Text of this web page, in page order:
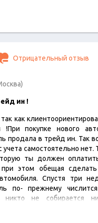
Отрицательный отзыв
ин !
как
!При покупке нового
продала в трейд ин. Так
учета самостоятельно нет.
ты должен
этом обещая
Спустя три
по- прежнему
никто не собирается
так как с 1 марта